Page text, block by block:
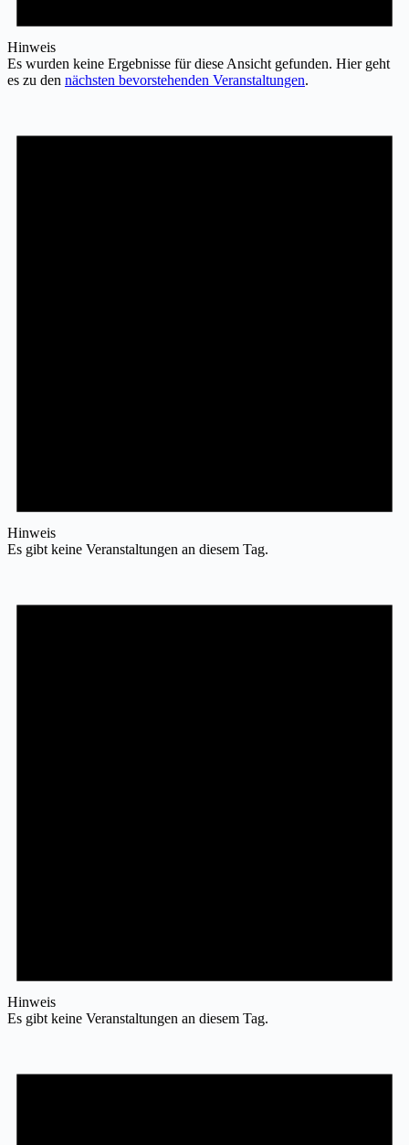
Hinweis
Es wurden keine Ergebnisse für diese Ansicht gefunden. Hier geht
es zu den nächsten bevorstehenden Veranstaltungen.
Hinweis
Es gibt keine Veranstaltungen an diesem Tag.
Hinweis
Es gibt keine Veranstaltungen an diesem Tag.